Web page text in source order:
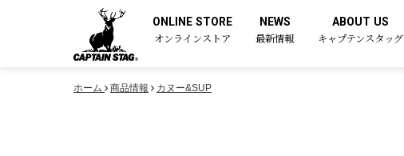
ONLINE STORE
オンラインストア
NEWS
最新情報
ABOUT US
キャプテンスタッグ
ホーム 商品情報 カヌー&SUP